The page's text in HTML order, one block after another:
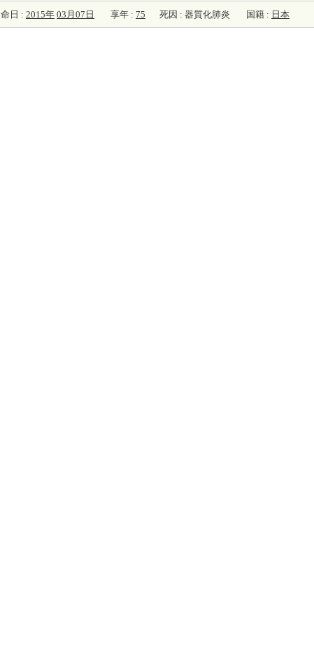
命日 : 2015年 03月07日 享年 : 75 死因 : 器質化肺炎 国籍 : 日本